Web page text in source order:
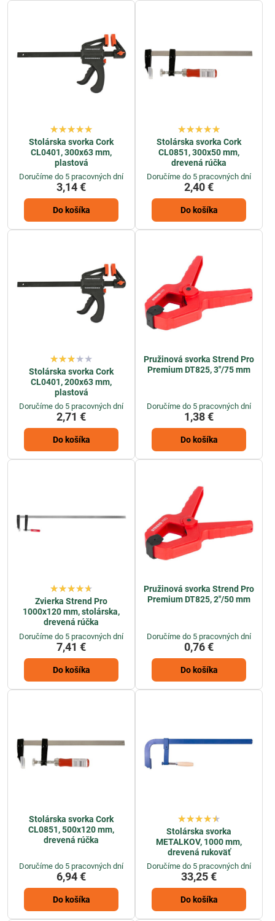
Stolárska svorka Cork
CL0401, 300x63 mm,
plastová
Doručíme do 5 pracovných dní
3,14 €
Do košíka
Stolárska svorka Cork
CL0851, 300x50 mm,
drevená rúčka
Doručíme do 5 pracovných dní
2,40 €
Do košíka
Stolárska svorka Cork
CL0401, 200x63 mm,
plastová
Doručíme do 5 pracovných dní
2,71 €
Do košíka
Pružinová svorka Strend Pro
Premium DT825, 3"/75 mm
Doručíme do 5 pracovných dní
1,38 €
Do košíka
Zvierka Strend Pro
1000x120 mm, stolárska,
drevená rúčka
Doručíme do 5 pracovných dní
7,41 €
Do košíka
Pružinová svorka Strend Pro
Premium DT825, 2"/50 mm
Doručíme do 5 pracovných dní
0,76 €
Do košíka
Stolárska svorka Cork
CL0851, 500x120 mm,
drevená rúčka
Doručíme do 5 pracovných dní
6,94 €
Do košíka
Stolárska svorka
METALKOV, 1000 mm,
drevená rukoväť
Doručíme do 5 pracovných dní
33,25 €
Do košíka